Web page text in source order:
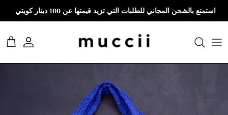
انتقل إلى المحتوى
استمتع بالشحن المجاني للطلبات التي تزيد قيمتها عن 100 دينار كويتي
حساب